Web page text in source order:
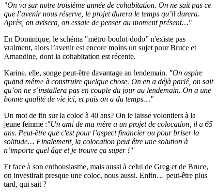
"On va sur notre troisième année de cohabitation. On ne sait pas ce
que l’avenir nous réserve, le projet durera le temps qu’il durera.
Après, on avisera, on essaie de penser au moment présent…"
En Dominique, le schéma "métro-boulot-dodo” n'existe pas
vraiment, alors l’avenir est encore moins un sujet pour Bruce et
Amandine, dont la cohabitation est récente.
Karine, elle, songe peut-être davantage au lendemain. "On aspire
quand même à construire quelque chose. On en a déjà parlé, on sait
qu’on ne s’installera pas en couple du jour au lendemain. On a une
bonne qualité de vie ici, et puis on a du temps…"
Un mot de fin sur la coloc à 40 ans? On le laisse volontiers à la
jeune femme :"Un ami de ma mère a un projet de colocation, il a 65
ans. Peut-être que c'est pour l’aspect financier ou pour briser la
solitude… Finalement, la colocation peut être une solution à
n’importe quel âge et je trouve ça super !"
Et face à son enthousiasme, mais aussi à celui de Greg et de Bruce,
on investirait presque une coloc, nous aussi. Enfin… peut-être plus
tard, qui sait ?